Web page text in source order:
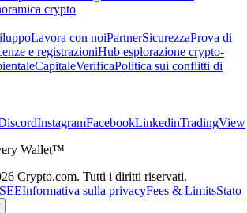
crypto
Lavora con noiPartnerSicurezzaProva di
e registrazioniHub esplorazione crypto-
CapitaleVerificaPolitica sui conflitti di
InstagramFacebookLinkedinTradingView
Wallet™
Crypto.com. Tutti i diritti riservati.
Informativa sulla privacyFees & LimitsStato